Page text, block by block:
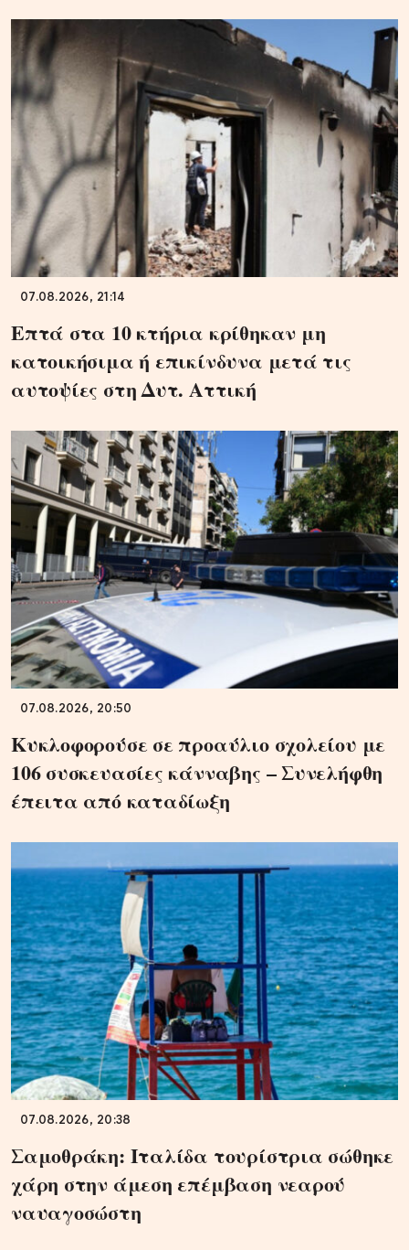
07.08.2026, 21:14
Επτά στα 10 κτήρια κρίθηκαν μη
κατοικήσιμα ή επικίνδυνα μετά τις
αυτοψίες στη Δυτ. Αττική
07.08.2026, 20:50
Κυκλοφορούσε σε προαύλιο σχολείου με
106 συσκευασίες κάνναβης – Συνελήφθη
έπειτα από καταδίωξη
07.08.2026, 20:38
Σαμοθράκη: Ιταλίδα τουρίστρια σώθηκε
χάρη στην άμεση επέμβαση νεαρού
ναυαγοσώστη